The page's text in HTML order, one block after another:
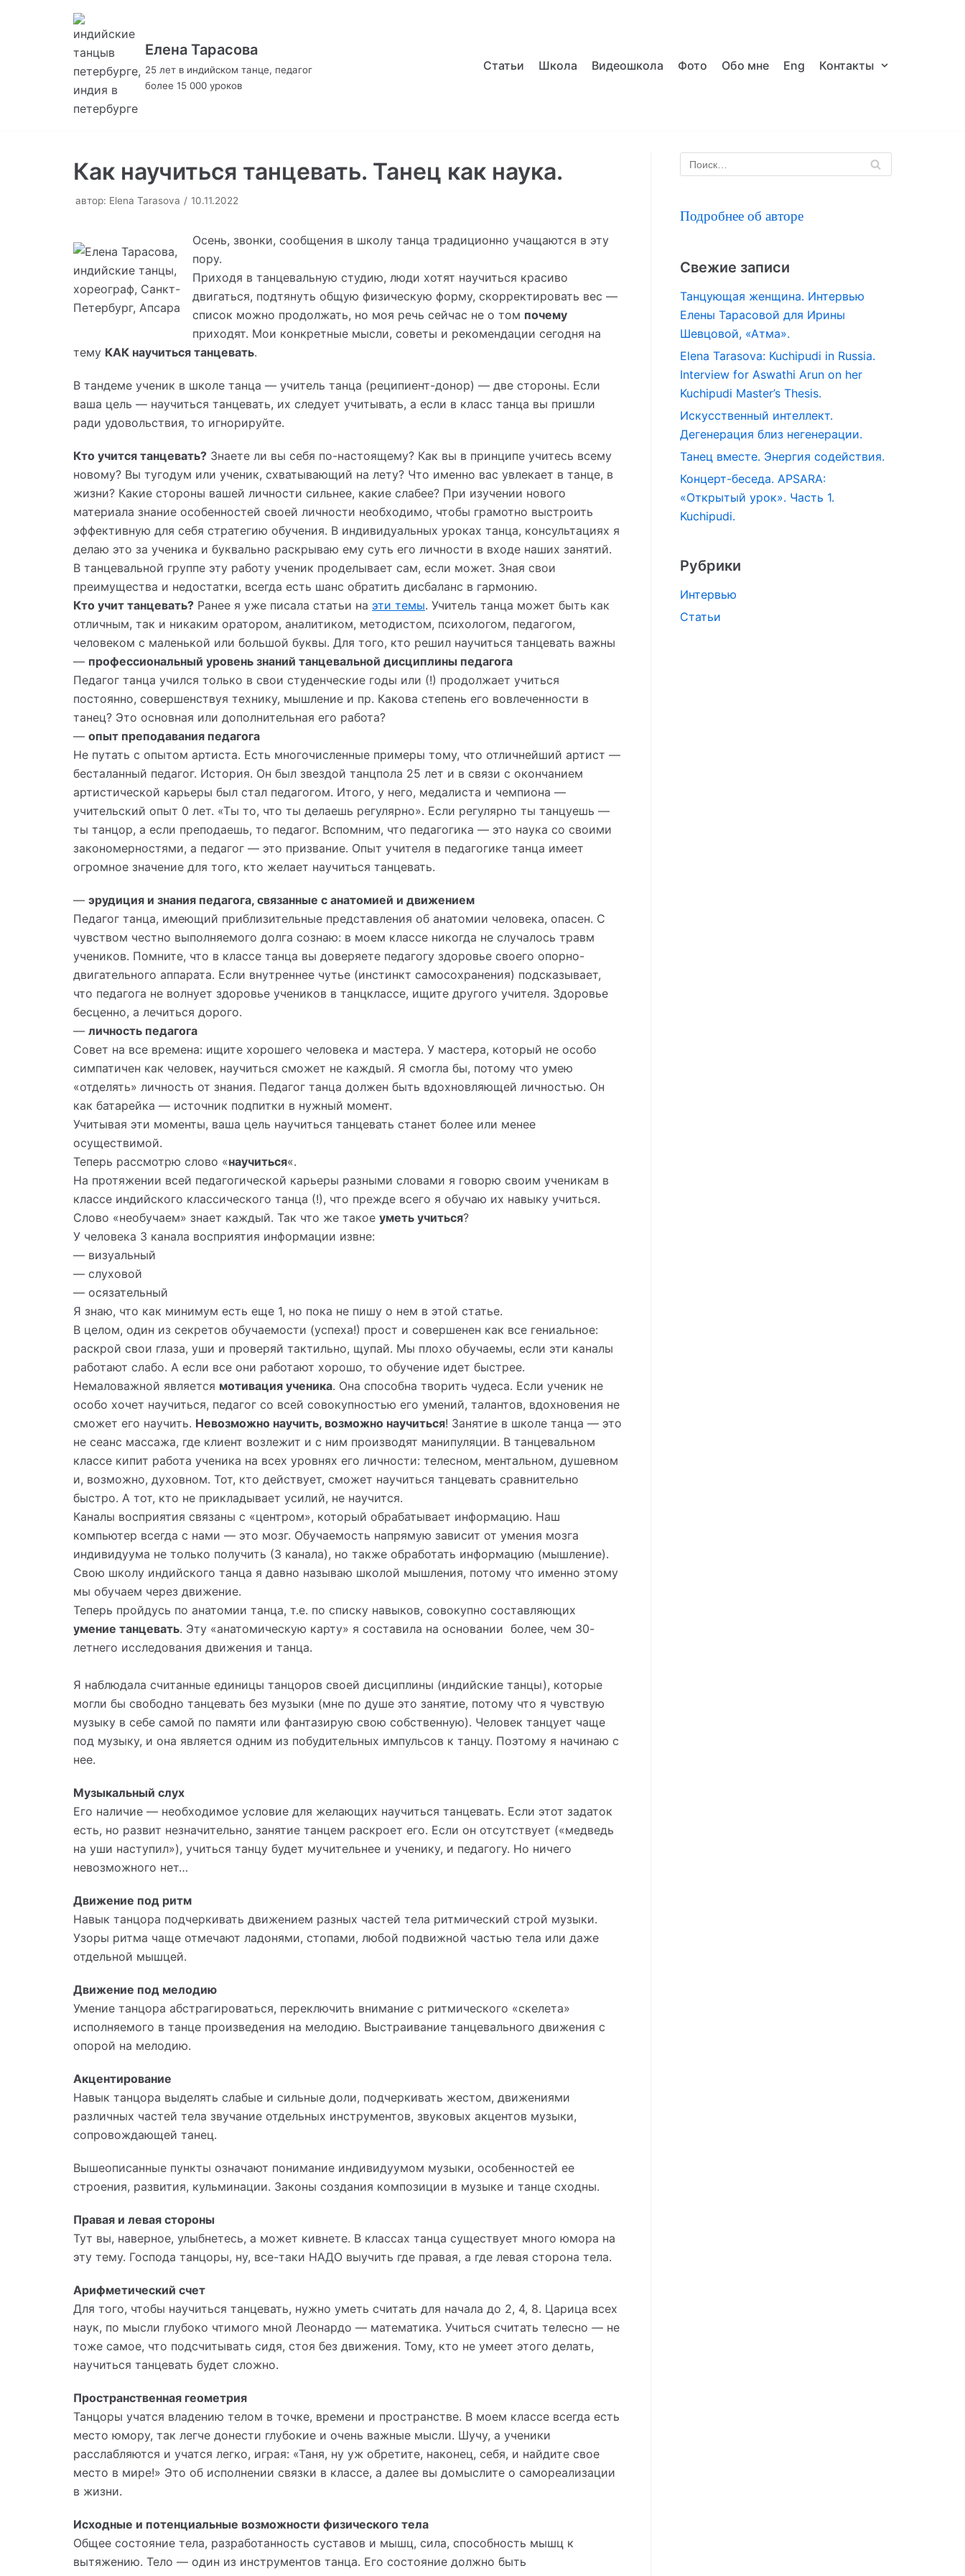
содержимому
Елена Тарасова
25 лет в индийском танце, педагог
более 15 000 уроков
Статьи Школа Видеошкола Фото Обо мне Eng Контакты
Как научиться танцевать. Танец как наука.
автор: Elena Tarasova 10.11.2022
Осень, звонки, сообщения в школу танца традиционно учащаются в эту
пору.
Приходя в танцевальную студию, люди хотят научиться красиво
двигаться, подтянуть общую физическую форму, скорректировать вес —
список можно продолжать, но моя речь сейчас не о том почему
приходят. Мои конкретные мысли, советы и рекомендации сегодня на
тему КАК научиться танцевать.
В тандеме ученик в школе танца — учитель танца (реципиент-донор) — две стороны. Если
ваша цель — научиться танцевать, их следует учитывать, а если в класс танца вы пришли
ради удовольствия, то игнорируйте.
Кто учится танцевать? Знаете ли вы себя по-настоящему? Как вы в принципе учитесь всему
новому? Вы тугодум или ученик, схватывающий на лету? Что именно вас увлекает в танце, в
жизни? Какие стороны вашей личности сильнее, какие слабее? При изучении нового
материала знание особенностей своей личности необходимо, чтобы грамотно выстроить
эффективную для себя стратегию обучения. В индивидуальных уроках танца, консультациях я
делаю это за ученика и буквально раскрываю ему суть его личности в входе наших занятий.
В танцевальной группе эту работу ученик проделывает сам, если может. Зная свои
преимущества и недостатки, всегда есть шанс обратить дисбаланс в гармонию.
Кто учит танцевать? Ранее я уже писала статьи на эти темы. Учитель танца может быть как
отличным, так и никаким оратором, аналитиком, методистом, психологом, педагогом,
человеком с маленькой или большой буквы. Для того, кто решил научиться танцевать важны
— профессиональный уровень знаний танцевальной дисциплины педагога
Педагог танца учился только в свои студенческие годы или (!) продолжает учиться
постоянно, совершенствуя технику, мышление и пр. Какова степень его вовлеченности в
танец? Это основная или дополнительная его работа?
— опыт преподавания педагога
Не путать с опытом артиста. Есть многочисленные примеры тому, что отличнейший артист —
бесталанный педагог. История. Он был звездой танцпола 25 лет и в связи с окончанием
артистической карьеры был стал педагогом. Итого, у него, медалиста и чемпиона —
учительский опыт 0 лет. «Ты то, что ты делаешь регулярно». Если регулярно ты танцуешь —
ты танцор, а если преподаешь, то педагог. Вспомним, что педагогика — это наука со своими
закономерностями, а педагог — это призвание. Опыт учителя в педагогике танца имеет
огромное значение для того, кто желает научиться танцевать.
— эрудиция и знания педагога, связанные с анатомией и движением
Педагог танца, имеющий приблизительные представления об анатомии человека, опасен. С
чувством честно выполняемого долга сознаю: в моем классе никогда не случалось травм
учеников. Помните, что в классе танца вы доверяете педагогу здоровье своего опорно-
двигательного аппарата. Если внутреннее чутье (инстинкт самосохранения) подсказывает,
что педагога не волнует здоровье учеников в танцклассе, ищите другого учителя. Здоровье
бесценно, а лечиться дорого.
— личность педагога
Совет на все времена: ищите хорошего человека и мастера. У мастера, который не особо
симпатичен как человек, научиться сможет не каждый. Я смогла бы, потому что умею
«отделять» личность от знания. Педагог танца должен быть вдохновляющей личностью. Он
как батарейка — источник подпитки в нужный момент.
Учитывая эти моменты, ваша цель научиться танцевать станет более или менее
осуществимой.
Теперь рассмотрю слово «научиться«.
На протяжении всей педагогической карьеры разными словами я говорю своим ученикам в
классе индийского классического танца (!), что прежде всего я обучаю их навыку учиться.
Слово «необучаем» знает каждый. Так что же такое уметь учиться?
У человека 3 канала восприятия информации извне:
— визуальный
— слуховой
— осязательный
Я знаю, что как минимум есть еще 1, но пока не пишу о нем в этой статье.
В целом, один из секретов обучаемости (успеха!) прост и совершенен как все гениальное:
раскрой свои глаза, уши и проверяй тактильно, щупай. Мы плохо обучаемы, если эти каналы
работают слабо. А если все они работают хорошо, то обучение идет быстрее.
Немаловажной является мотивация ученика. Она способна творить чудеса. Если ученик не
особо хочет научиться, педагог со всей совокупностью его умений, талантов, вдохновения не
сможет его научить. Невозможно научить, возможно научиться! Занятие в школе танца — это
не сеанс массажа, где клиент возлежит и с ним производят манипуляции. В танцевальном
классе кипит работа ученика на всех уровнях его личности: телесном, ментальном, душевном
и, возможно, духовном. Тот, кто действует, сможет научиться танцевать сравнительно
быстро. А тот, кто не прикладывает усилий, не научится.
Каналы восприятия связаны с «центром», который обрабатывает информацию. Наш
компьютер всегда с нами — это мозг. Обучаемость напрямую зависит от умения мозга
индивидуума не только получить (3 канала), но также обработать информацию (мышление).
Свою школу индийского танца я давно называю школой мышления, потому что именно этому
мы обучаем через движение.
Теперь пройдусь по анатомии танца, т.е. по списку навыков, совокупно составляющих
умение танцевать. Эту «анатомическую карту» я составила на основании более, чем 30-
летнего исследования движения и танца.
Я наблюдала считанные единицы танцоров своей дисциплины (индийские танцы), которые
могли бы свободно танцевать без музыки (мне по душе это занятие, потому что я чувствую
музыку в себе самой по памяти или фантазирую свою собственную). Человек танцует чаще
под музыку, и она является одним из побудительных импульсов к танцу. Поэтому я начинаю с
нее.
Музыкальный слух
Его наличие — необходимое условие для желающих научиться танцевать. Если этот задаток
есть, но развит незначительно, занятие танцем раскроет его. Если он отсутствует («медведь
на уши наступил»), учиться танцу будет мучительнее и ученику, и педагогу. Но ничего
невозможного нет…
Движение под ритм
Навык танцора подчеркивать движением разных частей тела ритмический строй музыки.
Узоры ритма чаще отмечают ладонями, стопами, любой подвижной частью тела или даже
отдельной мышцей.
Движение под мелодию
Умение танцора абстрагироваться, переключить внимание с ритмического «скелета»
исполняемого в танце произведения на мелодию. Выстраивание танцевального движения с
опорой на мелодию.
Акцентирование
Навык танцора выделять слабые и сильные доли, подчеркивать жестом, движениями
различных частей тела звучание отдельных инструментов, звуковых акцентов музыки,
сопровождающей танец.
Вышеописанные пункты означают понимание индивидуумом музыки, особенностей ее
строения, развития, кульминации. Законы создания композиции в музыке и танце сходны.
Правая и левая стороны
Тут вы, наверное, улыбнетесь, а может кивнете. В классах танца существует много юмора на
эту тему. Господа танцоры, ну, все-таки НАДО выучить где правая, а где левая сторона тела.
Арифметический счет
Для того, чтобы научиться танцевать, нужно уметь считать для начала до 2, 4, 8. Царица всех
наук, по мысли глубоко чтимого мной Леонардо — математика. Учиться считать телесно — не
тоже самое, что подсчитывать сидя, стоя без движения. Тому, кто не умеет этого делать,
научиться танцевать будет сложно.
Пространственная геометрия
Танцоры учатся владению телом в точке, времени и пространстве. В моем классе всегда есть
место юмору, так легче донести глубокие и очень важные мысли. Шучу, а ученики
расслабляются и учатся легко, играя: «Таня, ну уж обретите, наконец, себя, и найдите свое
место в мире!» Это об исполнении связки в классе, а далее вы домыслите о самореализации
в жизни.
Исходные и потенциальные возможности физического тела
Общее состояние тела, разработанность суставов и мышц, сила, способность мышц к
вытяжению. Тело — один из инструментов танца. Его состояние должно быть
Подробнее об авторе
Свежие записи
Танцующая женщина. Интервью
Елены Тарасовой для Ирины
Шевцовой, «Атма».
Elena Tarasova: Kuchipudi in Russia.
Interview for Aswathi Arun on her
Kuchipudi Master’s Thesis.
Искусственный интеллект.
Дегенерация близ негенерации.
Танец вместе. Энергия содействия.
Концерт-беседа. APSARA:
«Открытый урок». Часть 1.
Kuchipudi.
Рубрики
Интервью
Статьи